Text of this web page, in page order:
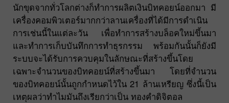
นักขุดจากทั่วโลกต่างก็ทำการผลิตเงินบิทคอยน์ออกมา มี
เครื่องคอมพิวเตอร์มากกว่าลานเครื่องที่ได้มีการดำเนิน
การเช่นนี้ในแต่ละวัน เพื่อทำการสร้างบล็อคใหม่ขึ้นมา
และทำการเก็บบันทึกการทำธุรกรรม พร้อมกันนั้นก็ยังมี
ระบบจะได้รับการควบคุมในลักษณะที่สร้างขึ้นโดย
เฉพาะจำนวนของบิทคอยน์ที่สร้างขึ้นมา โดยที่จำนวน
ของบิทคอยน์นั้นถูกกำหนดไว้ใน 21 ล้านเหรียญ ซึ่งนี้เป็น
เหตุผลว่าทำไมมันถึงเรียกว่าเป็น ทองคำดิจิตอล